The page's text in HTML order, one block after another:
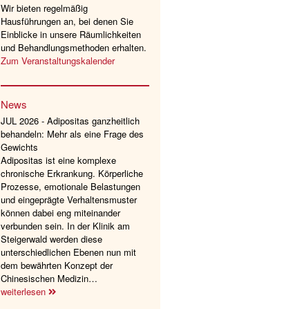
Wir bieten regelmäßig
Hausführungen an, bei denen Sie
Einblicke in unsere Räumlichkeiten
und Behandlungsmethoden erhalten.
Zum Veranstaltungskalender
News
JUL 2026 - Adipositas ganzheitlich
behandeln: Mehr als eine Frage des
Gewichts
Adipositas ist eine komplexe
chronische Erkrankung. Körperliche
Prozesse, emotionale Belastungen
und eingeprägte Verhaltensmuster
können dabei eng miteinander
verbunden sein. In der Klinik am
Steigerwald werden diese
unterschiedlichen Ebenen nun mit
dem bewährten Konzept der
Chinesischen Medizin…
weiterlesen